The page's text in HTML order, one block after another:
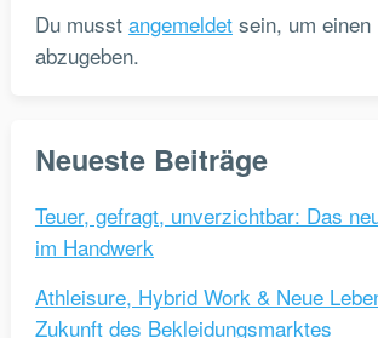
Du musst angemeldetsein, um einen
abzugeben.
Neueste Beiträge
Teuer, gefragt, unverzichtbar: Das
im Handwerk
Athleisure, Hybrid Work & Neue
Zukunft des Bekleidungsmarktes